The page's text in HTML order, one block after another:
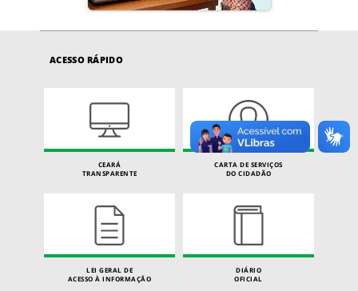
ACESSO RÁPIDO
CEARÁ
TRANSPARENTE
CARTA DE SERVIÇOS
DO CIDADÃO
LEI GERAL DE
ACESSO À INFORMAÇÃO
DIÁRIO
OFICIAL